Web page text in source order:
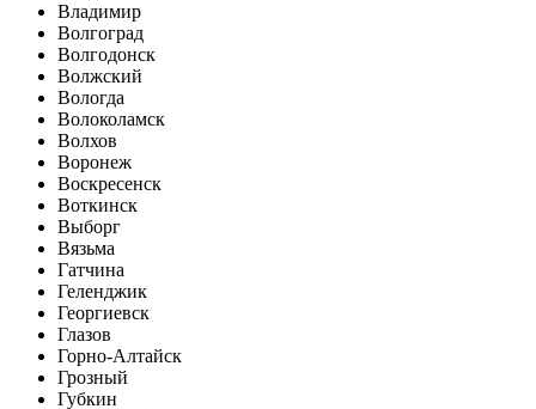
Владимир
Волгоград
Волгодонск
Волжский
Вологда
Волоколамск
Волхов
Воронеж
Воскресенск
Воткинск
Выборг
Вязьма
Гатчина
Геленджик
Георгиевск
Глазов
Горно-Алтайск
Грозный
Губкин